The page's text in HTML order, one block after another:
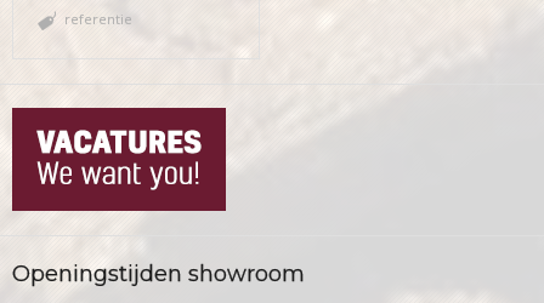
referentie
Openingstijden showroom